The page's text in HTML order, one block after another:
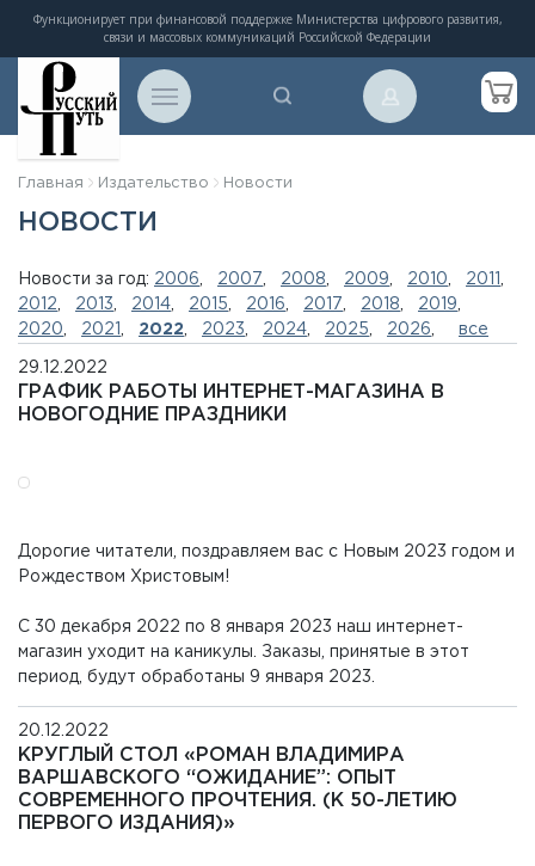
Функционирует при финансовой поддержке Министерства цифрового развития,
связи и массовых коммуникаций Российской Федерации
Главная Издательство Новости
НОВОСТИ
Новости за год: 2006 2007 2008 2009 2010 2011
2012
2013 2014 2015 2016 2017 2018 2019
2020
2021 2022 2023 2024 2025 2026 все
29.12.2022
ГРАФИК РАБОТЫ ИНТЕРНЕТ-МАГАЗИНА В
НОВОГОДНИЕ ПРАЗДНИКИ
Дорогие читатели, поздравляем вас с Новым 2023 годом и
Рождеством Христовым!
С 30 декабря 2022 по 8 января 2023 наш интернет-
магазин уходит на каникулы. Заказы, принятые в этот
период, будут обработаны 9 января 2023.
20.12.2022
КРУГЛЫЙ СТОЛ «РОМАН ВЛАДИМИРА
ВАРШАВСКОГО “ОЖИДАНИЕ”: ОПЫТ
СОВРЕМЕННОГО ПРОЧТЕНИЯ. (К 50-ЛЕТИЮ
ПЕРВОГО ИЗДАНИЯ)»